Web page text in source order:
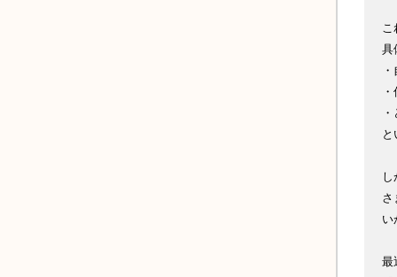
こ
具
と
さ
い
最